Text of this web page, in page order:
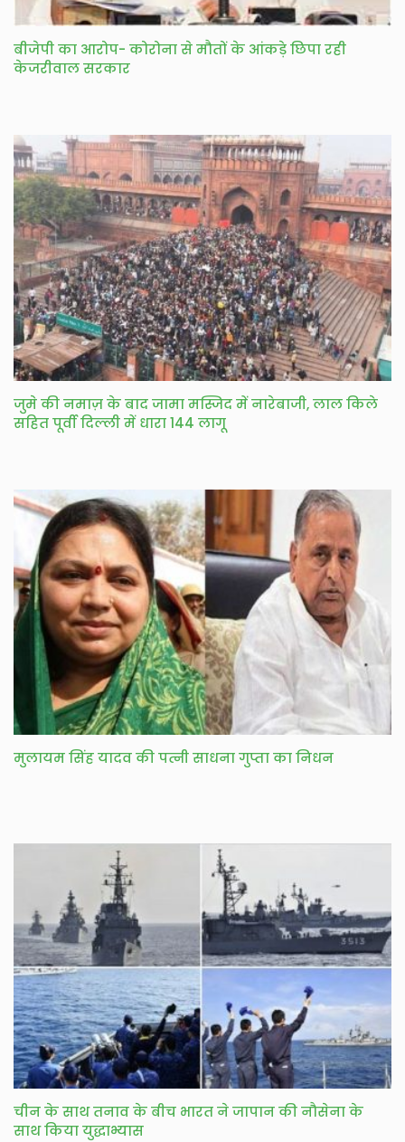
बीजेपी का आरोप- कोरोना से मौतों के आंकड़े छिपा रही
केजरीवाल सरकार
जुमे की नमाज़ के बाद जामा मस्जिद में नारेबाजी, लाल किले
सहित पूर्वी दिल्ली में धारा 144 लागू
मुलायम सिंह यादव की पत्नी साधना गुप्ता का निधन
चीन के साथ तनाव के बीच भारत ने जापान की नौसेना के
साथ किया युद्धाभ्यास